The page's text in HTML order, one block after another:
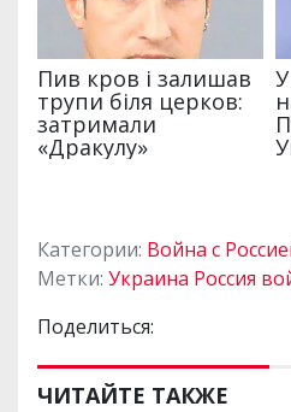
Категории: Война с
Метки: Украина Россия
Поделиться:
ЧИТАЙТЕ ТАКЖЕ